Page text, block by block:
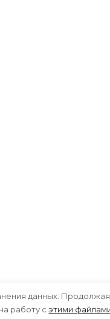
данных.
работу сэтими